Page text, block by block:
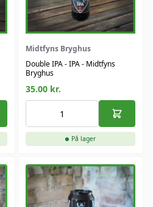
Midtfyns Bryghus
Double IPA - IPA - Midtfyns
Bryghus
35.00 kr.
På lager